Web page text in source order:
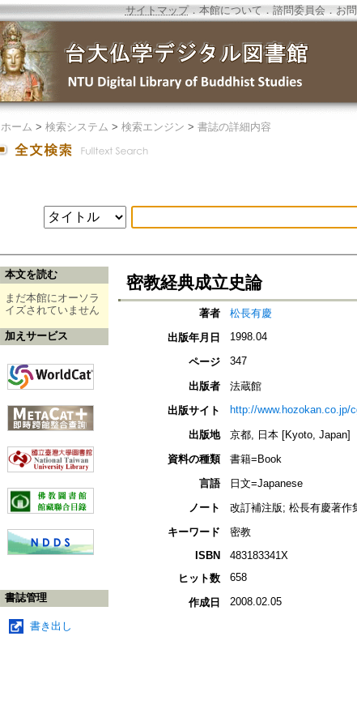
サイトマップ．本館について ． 諮問委員会． お
ホーム > 検索システム > 検索エンジン > 書誌の詳細内容
本文を読む
まだ本館にオーソラ
イズされていません
加えサービス
書誌管理
書き出し
密教経典成立史論
著者
松長有慶
出版年月日
1998.04
ページ 347
出版者
法蔵館
出版サイト
http://www.hozokan.co.jp/
出版地
京都, 日本 [Kyoto, Japan]
資料の種類
書籍=Book
言語
日文=Japanese
ノート
改訂補注版; 松長有慶著作
キーワード
密教
ISBN
483183341X
ヒット数
658
作成日 2008.02.05